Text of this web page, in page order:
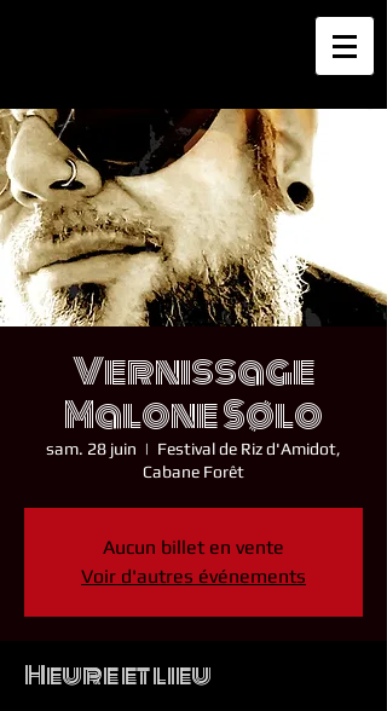
Vernissage
Malone Sølo
sam. 28 juin
  |
Festival de Riz d'Amidot,
Cabane Forêt
Aucun billet en vente
Voir d'autres événements
Heure et lieu